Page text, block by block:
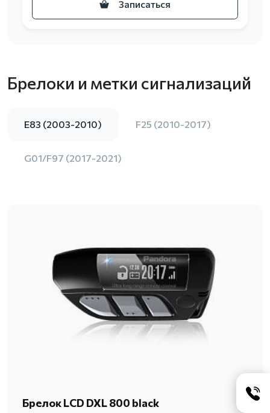
Записаться
Брелоки и метки сигнализаций
E83 (2003-2010) F25 (2010-2017)
G01/F97 (2017-2021)
Брелок LCD DXL 800 black